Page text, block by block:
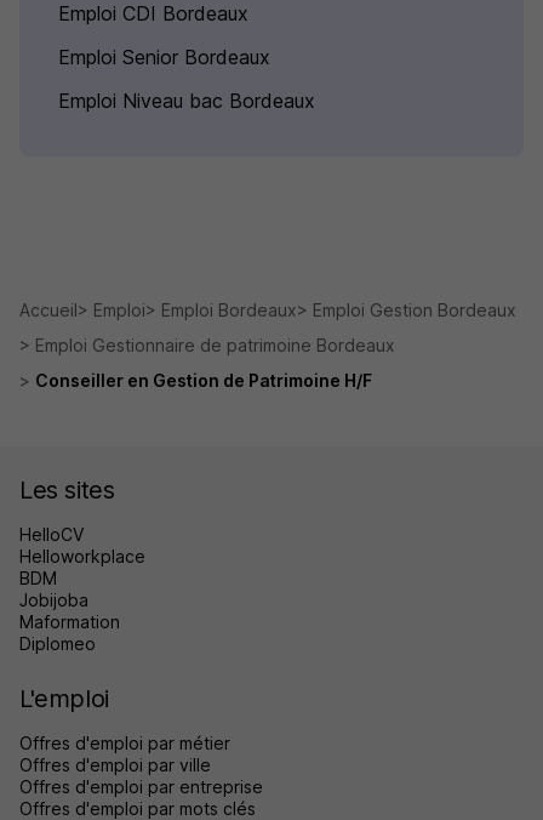
Emploi CDI Bordeaux
Emploi Senior Bordeaux
Emploi Niveau bac Bordeaux
Accueil Emploi Emploi Bordeaux
Emploi Gestion Bordeaux
Emploi Gestionnaire de patrimoine Bordeaux
Conseiller en Gestion de Patrimoine H/F
Les sites
HelloCV
Helloworkplace
BDM
Jobijoba
Maformation
Diplomeo
L'emploi
Offres d'emploi par métier
Offres d'emploi par ville
Offres d'emploi par entreprise
Offres d'emploi par mots clés